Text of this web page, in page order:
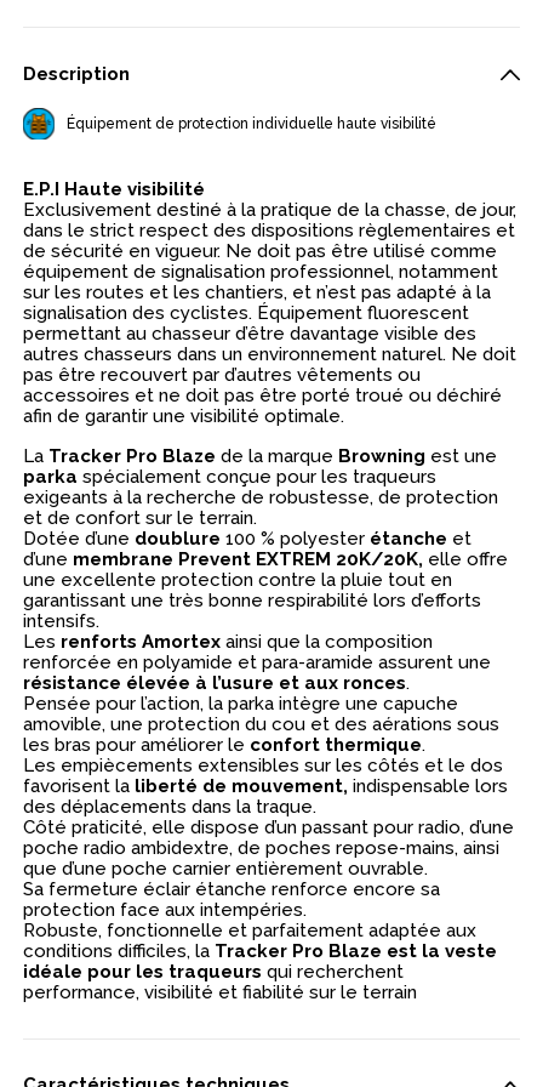
Description
Équipement de protection individuelle haute visibilité
E.P.I Haute visibilité
Exclusivement destiné à la pratique de la chasse, de jour,
dans le strict respect des dispositions règlementaires et
de sécurité en vigueur. Ne doit pas être utilisé comme
équipement de signalisation professionnel, notamment
sur les routes et les chantiers, et n’est pas adapté à la
signalisation des cyclistes. Équipement fluorescent
permettant au chasseur d’être davantage visible des
autres chasseurs dans un environnement naturel. Ne doit
pas être recouvert par d’autres vêtements ou
accessoires et ne doit pas être porté troué ou déchiré
afin de garantir une visibilité optimale.
La Tracker Pro Blaze de la marque Browning est une
parka spécialement conçue pour les traqueurs
exigeants à la recherche de robustesse, de protection
et de confort sur le terrain.
Dotée d’une doublure 100 % polyester étanche et
d’une membrane Prevent EXTREM 20K/20K, elle offre
une excellente protection contre la pluie tout en
garantissant une très bonne respirabilité lors d’efforts
intensifs.
Les renforts Amortex ainsi que la composition
renforcée en polyamide et para-aramide assurent une
résistance élevée à l’usure et aux ronces.
Pensée pour l’action, la parka intègre une capuche
amovible, une protection du cou et des aérations sous
les bras pour améliorer le confort thermique.
Les empiècements extensibles sur les côtés et le dos
favorisent la liberté de mouvement, indispensable lors
des déplacements dans la traque.
Côté praticité, elle dispose d’un passant pour radio, d’une
poche radio ambidextre, de poches repose-mains, ainsi
que d’une poche carnier entièrement ouvrable.
Sa fermeture éclair étanche renforce encore sa
protection face aux intempéries.
Robuste, fonctionnelle et parfaitement adaptée aux
conditions difficiles, la Tracker Pro Blaze est la veste
idéale pour les traqueurs qui recherchent
performance, visibilité et fiabilité sur le terrain